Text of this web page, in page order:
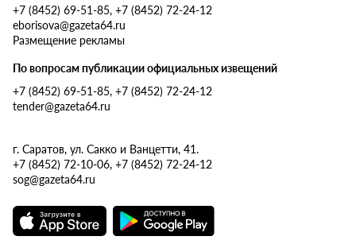
+7 (8452) 69-51-85, +7 (8452) 72-24-12
eborisova@gazeta64.ru
Размещение рекламы
По вопросам публикации официальных извещений
+7 (8452) 69-51-85, +7 (8452) 72-24-12
tender@gazeta64.ru
г. Саратов, ул. Сакко и Ванцетти, 41.
+7 (8452) 72-10-06, +7 (8452) 72-24-12
sog@gazeta64.ru